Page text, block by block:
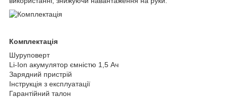
Комплектація
Шуруповерт
Li-Ion акумулятор ємністю 1,5 Ач
Зарядний пристрій
Інструкція з експлуатації
Гарантійний талон